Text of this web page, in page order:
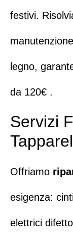
festivi.
manutenzione
legno,
da 120€ .
Servizi
Offriamo
esigenza:
elettrici